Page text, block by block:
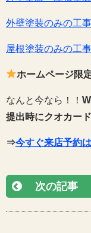
外壁塗装のみの工
屋根塗装のみの工
ホームページ限
なんと今なら！！
提出時にクオカー
⇒今すぐ来店予約
次の記事